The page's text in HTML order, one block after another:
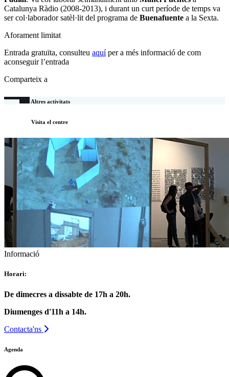
Catalunya Ràdio (2008-2013), i durant un curt període de temps va
ser col·laborador satèl·lit del programa de Buenafuente a la Sexta.
Aforament limitat
Entrada gratuïta, consulteu aquíper a més informació de com
aconseguir l’entrada
Comparteix a
Altres activitats
Visita el centre
Informació
Horari:
De dimecres a dissabte de 17h a 20h.
Diumenges d'11h a 14h.
Contacta'ns
Agenda